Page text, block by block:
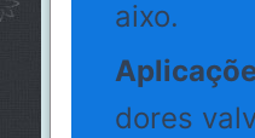
aixo.
dores